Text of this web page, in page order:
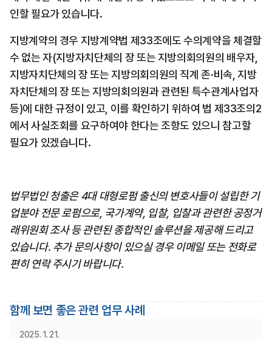
인할 필요가 있습니다.
지방계약의 경우 지방계약법 제33조에도 수의계약을 체결할
수 없는 자(지방자치단체의 장 또는 지방의회의원의 배우자,
지방자치단체의 장 또는 지방의회의원의 직계 존·비속, 지방
자치단체의 장 또는 지방의회의원과 관련된 특수관계사업자
등)에 대한 규정이 있고, 이를 확인하기 위하여 법 제33조의2
에서 사실조회를 요구하여야 한다는 조항도 있으니 참고할
필요가 있겠습니다.
법무법인 청출은 4대 대형로펌 출신의 변호사들이 설립한 기
업분야 전문 로펌으로, 국가계약, 입찰, 입찰과 관련한 공정거
래위원회 조사 등 관련된 종합적인 솔루션을 제공해 드리고
있습니다. 추가 문의사항이 있으실 경우 이메일 또는 전화로
편히 연락 주시기 바랍니다.
함께 보면 좋은 관련 업무 사례
2025. 1. 21.